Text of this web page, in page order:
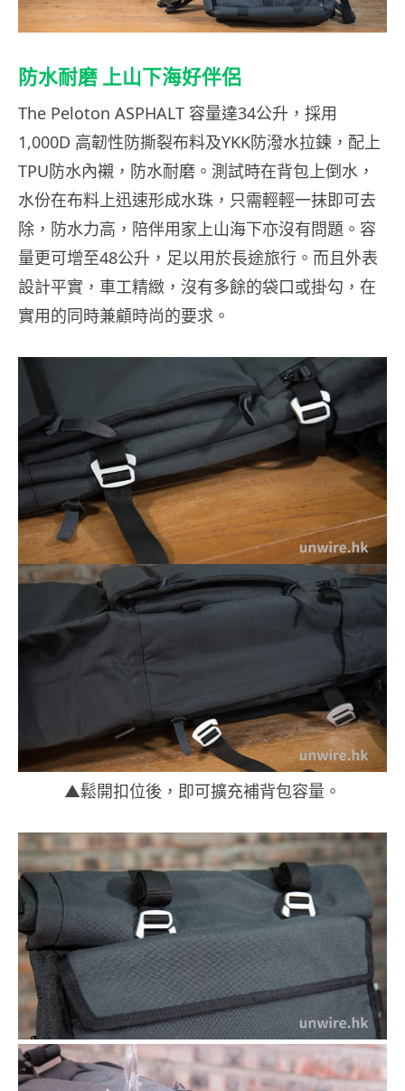
防水耐磨 上山下海好伴侶
The Peloton ASPHALT 容量達34公升，採用
1,000D 高韌性防撕裂布料及YKK防潑水拉鍊，配上
TPU防水內襯，防水耐磨。測試時在背包上倒水，
水份在布料上迅速形成水珠，只需輕輕一抹即可去
除，防水力高，陪伴用家上山海下亦沒有問題。容
量更可增至48公升，足以用於長途旅行。而且外表
設計平實，車工精緻，沒有多餘的袋口或掛勾，在
實用的同時兼顧時尚的要求。
▲鬆開扣位後，即可擴充補背包容量。